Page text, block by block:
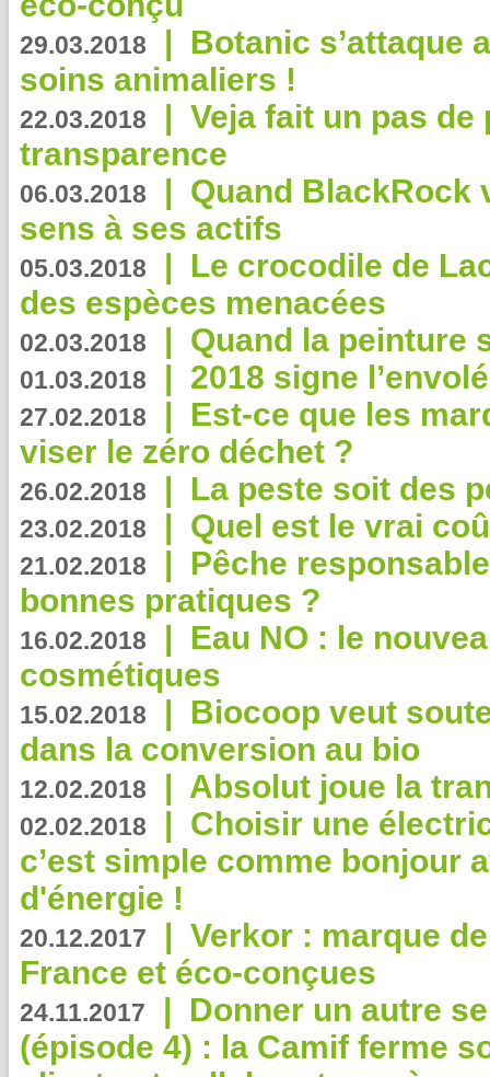
29.03.2018 | Botanic s’attaque
soins animaliers !
22.03.2018 | Veja fait un pas de
transparence
06.03.2018 | Quand BlackRock
sens à ses actifs
05.03.2018 | Le crocodile de
des espèces menacées
02.03.2018 | Quand la peinture
01.03.2018 | 2018 signe
27.02.2018 | Est-ce que les
viser le zéro déchet ?
26.02.2018 | La peste soit des
23.02.2018 | Quel est le vrai
21.02.2018 | Pêche
bonnes pratiques ?
16.02.2018 | Eau NO : le
cosmétiques
15.02.2018 | Biocoop veut
dans la conversion au bio
12.02.2018 | Absolut joue la
02.02.2018 | Choisir une
c’est simple comme bonjour
d'énergie !
20.12.2017 | Verkor : marque
France et éco-conçues
24.11.2017 | Donner un autre
(épisode 4) : la Camif ferme